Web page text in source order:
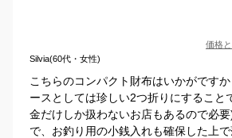
価格
Silvia(60代・女性)
こちらのコンパクト財布はいかがです
ースとしては珍しい2つ折りにすること
金だけしか扱わないお店もあるので必
で、お釣り用の小銭入れも確保した上